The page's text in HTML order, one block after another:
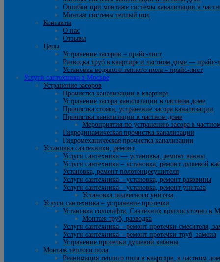
Ошибки при монтаже системы канализации в
Монтаж системы теплый пол
Контакты
О нас
Отзывы
Цены
Устранение засоров – прайс-лист
Разводка труб в квартире и частном доме — прайс-
Установка водяного теплого пола – прайс-лист
Услуги сантехника в Москве
Устранение засоров
Прочистка канализации в квартире
Устранение засора канализации в частном доме
Прочистка стояка, устранение засора канализации
Прочистка канализации в частном доме
Мероприятия по устранению засора в
Гидродинамическая прочистка канализации
Гидромеханическая прочистка канализации
Установка сантехники, ремонт
Услуги сантехника — установка, ремонт ванны
Услуги сантехника – установка, ремонт душевой
Установка, ремонт полотенцесушителя
Услуги сантехника – установка, ремонт раковины
Услуги сантехника – установка, ремонт унитаза
Установка подвесного унитаза
Услуги сантехника – устранение протечки
Установка сололифта. Сантехник круглосуточно в
Монтаж труб, разводка
Услуги сантехника – ремонт протечки смесителя,
Услуги сантехника – ремонт протечки труб, замена
Устранение протечки душевой кабины
Монтаж теплого пола
Реанимация теплого пола в квартире, в частном